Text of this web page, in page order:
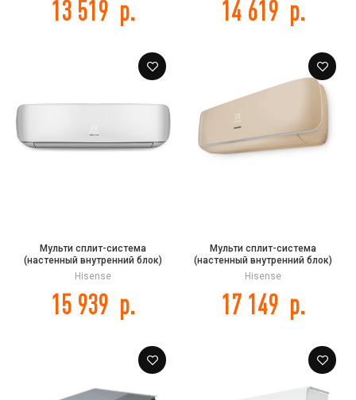
13 519 р. 14 619 р.
Мульти сплит-система
(настенный внутренний блок)
Hisense AMS-12UR4SVETG67 DC
Hisense
15 939 р.
Мульти сплит-система
(настенный внутренний блок)
Hisense AMS-09UR4SVETG67(C)
Hisense
17 149 р.